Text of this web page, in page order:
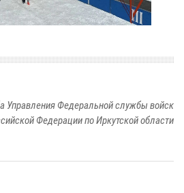
Управления Федеральной службы войск
Федерации по Иркутской области